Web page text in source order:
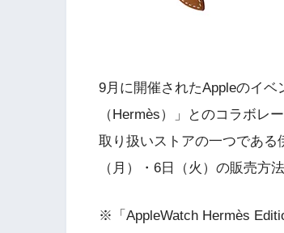
9月に開催されたAppleのイ
（Hermès）」とのコラボレ
取り扱いストアの一つである
（月）・6日（火）の販売方
※「AppleWatch Hermès